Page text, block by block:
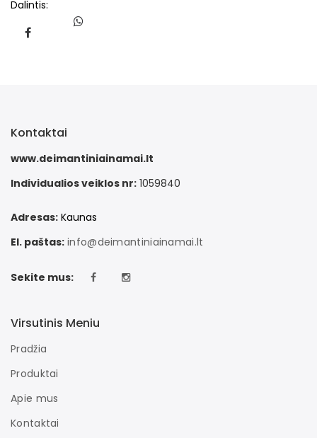
Dalintis:
Kontaktai
www.deimantiniainamai.lt
Individualios veiklos nr: 1059840
Adresas: Kaunas
El. paštas: info@deimantiniainamai.lt
Sekite mus:
Virsutinis Meniu
Pradžia
Produktai
Apie mus
Kontaktai